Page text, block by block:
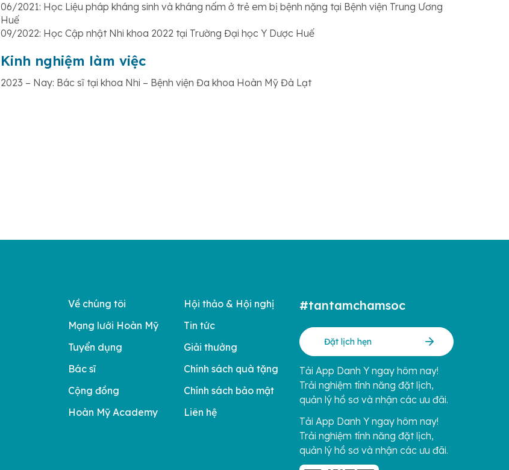
06/2021: Học Liệu pháp kháng sinh và kháng nấm ở trẻ em bị bệnh nặng tại Bệnh viện Trung Ương
Huế
09/2022: Học Cập nhật Nhi khoa 2022 tại Trường Đại học Y Dược Huế
Kinh nghiệm làm việc
2023 – Nay: Bác sĩ tại khoa Nhi – Bệnh viện Đa khoa Hoàn Mỹ Đà Lạt
Về chúng tôi
Mạng lưới Hoàn Mỹ
Tuyển dụng
Bác sĩ
Cộng đồng
Hoàn Mỹ Academy
Hội thảo & Hội nghị
Tin tức
Giải thưởng
Chính sách quà tặng
Chính sách bảo mật
Liên hệ
#tantamchamsoc
Đặt lịch hẹn
Tải App Danh Y ngay hôm nay!
Trải nghiệm tính năng đặt lịch,
quản lý hồ sơ và nhận các ưu đãi.
Tải App Danh Y ngay hôm nay!
Trải nghiệm tính năng đặt lịch,
quản lý hồ sơ và nhận các ưu đãi.